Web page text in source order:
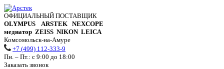
ОФИЦИАЛЬНЫЙ ПОСТАВЩИК
OLYMPUS ARSTEK NEXCOPE
медиатор ZEISS NIKON LEICA
Комсомольск-на-Амуре
+7 (499) 112-333-9
Пн. – Пт.: с 9:00 до 18:00
Заказать звонок